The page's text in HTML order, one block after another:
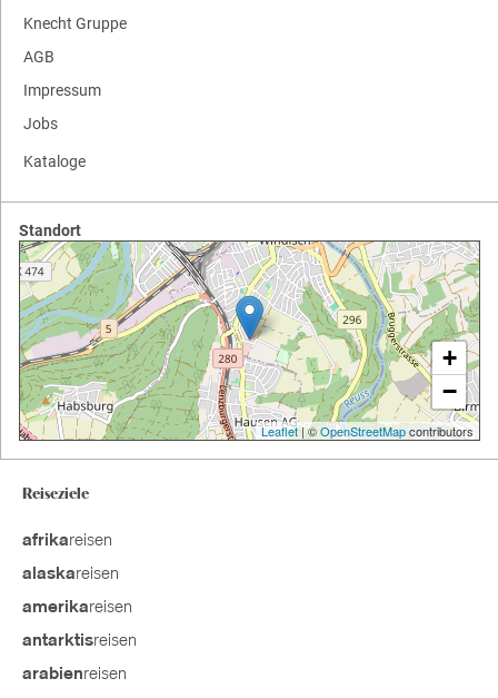
Knecht Gruppe
AGB
Impressum
Jobs
Kataloge
Standort
+
−
Leaflet| ©OpenStreetMapcontributors
Reiseziele
afrikareisen
alaskareisen
amerikareisen
antarktisreisen
arabienreisen